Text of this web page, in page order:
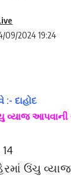
09/2024 19:24
:- દાહોદ
વ્યાજ આપવાની
ઉંચુ